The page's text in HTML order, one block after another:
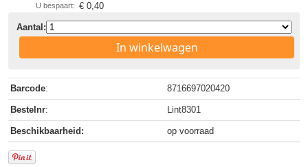
U bespaart: € 0,40
Aantal:
In winkelwagen
Barcode: 8716697020420
Bestelnr: Lint8301
Beschikbaarheid: op voorraad